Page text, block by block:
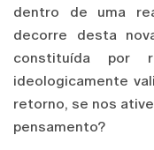
dentro de uma
decorre desta
constituída por
ideologicamente
retorno, se nos
pensamento?